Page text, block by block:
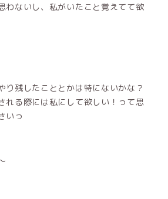
わないし、私がいたこと覚えてて欲
り残したこととかは特にないかな？
れる際には私にして欲しい！って思
いっ